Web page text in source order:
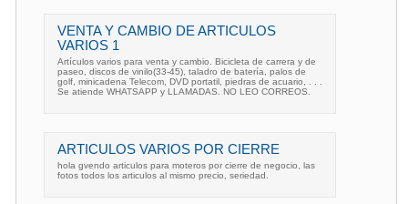
VENTA Y CAMBIO DE ARTICULOS
VARIOS 1
Artículos varios para venta y cambio. Bicicleta de carrera y de
paseo, discos de vinilo(33-45), taladro de batería, palos de
golf, minicadena Telecom, DVD portatil, piedras de acuario, . . .
Se atiende WHATSAPP y LLAMADAS. NO LEO CORREOS.
ARTICULOS VARIOS POR CIERRE
hola gvendo articulos para moteros por cierre de negocio, las
fotos todos los articulos al mismo precio, seriedad.